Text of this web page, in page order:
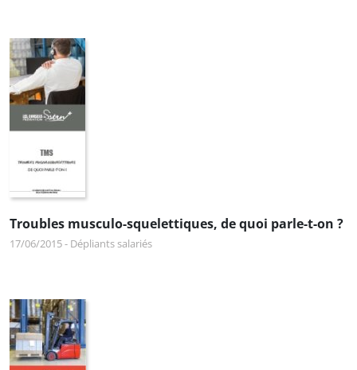
Troubles musculo-squelettiques, de quoi parle-t-on ?
17/06/2015- Dépliants salariés